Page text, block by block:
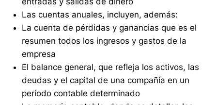
Las cuentas anuales, incluyen, además:
La cuenta de pérdidas y ganancias que es el
resumen todos los ingresos y gastos de la
empresa
El balance general, que refleja los activos, las
deudas y el capital de una compañía en un
período contable determinado